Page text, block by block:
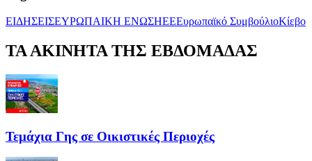
ΕΙΔΗΣΕΙΣΕΥΡΩΠΑΙΚΗ ΕΝΩΣΗΕΕΕυρωπαϊκό ΣυμβούλιοΚίεβο
ΤΑ ΑΚΙΝΗΤΑ ΤΗΣ ΕΒΔΟΜΑΔΑΣ
Τεμάχια Γης σε Οικιστικές Περιοχές